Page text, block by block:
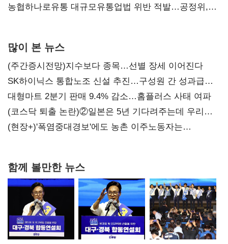
농협하나로유통 대규모유통업법 위반 적발…공정위,
많이 본 뉴스
(주간증시전망)지수보다 종목…선별 장세 이어진다
SK하이닉스 통합노조 신설 추진…구성원 간 성과급
불만 확산
대형마트 2분기 판매 9.4% 감소…홈플러스 사태 여파
(코스닥 퇴출 논란)②일본은 5년 기다려주는데 우리는
당장 퇴출?…시간만으론 부족한 코스닥 구하기
(현장+)'폭염중대경보'에도 농촌 이주노동자는
함께 볼만한 뉴스